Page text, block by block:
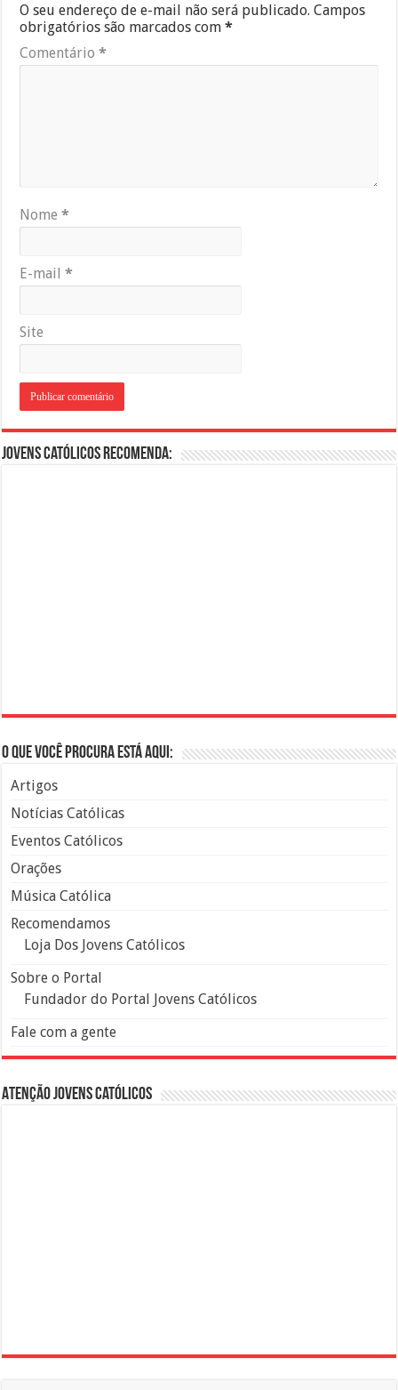
O seu endereço de e-mail não será publicado. Campos
obrigatórios são marcados com*
Comentário*
Nome*
E-mail*
Site
Jovens Católicos Recomenda:
O que você procura está aqui:
Artigos
Notícias Católicas
Eventos Católicos
Orações
Música Católica
Recomendamos
Loja Dos Jovens Católicos
Sobre o Portal
Fundador do Portal Jovens Católicos
Fale com a gente
Atenção Jovens Católicos